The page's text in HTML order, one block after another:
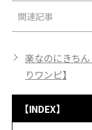
関連記事
楽なのにきちん
りワンピ】
【INDEX】